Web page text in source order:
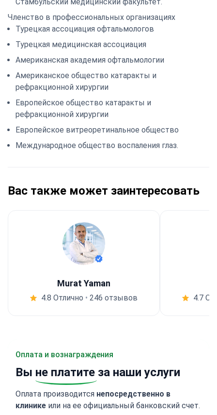
Членство в профессиональных организациях
Турецкая ассоциация офтальмологов
Турецкая медицинская ассоциация
Американская академия офтальмологии
Американское общество катаракты и
рефракционной хирургии
Европейское общество катаракты и
рефракционной хирургии
Европейское витреоретинальное общество
Международное общество воспаления глаз.
Вас также может заинтересовать
Murat Yaman
4.8 Отлично • 246 отзывов 4.7
Оплата и вознаграждения
Вы не платите за наши услуги
Оплата производится непосредственно в
клинике или на ее официальный банковский счет.